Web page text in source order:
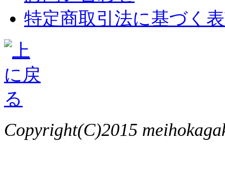
特定商取引法に基づく
Copyright(C)2015